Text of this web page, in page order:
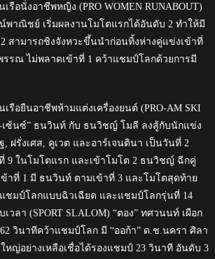
รือนั่งอาชีพหญิง (PRO WOMEN RUNABOUT)
าณิชย์ เริ่มผลงานโมโตแรกได้อันดับ 2 ทำให้มี
สามารถชิงจังหวะขึ้นนำก่อนทิ้งห่างคู่แข่งเข้าที่
รณ ไม่พลาดเข้าที่ 1 คว้าแชมป์โลกด้วยการมี
รือยืนอาชีพห้ามแต่งเครื่องยนต์ (PRO-AM SKI
-เซ้นซ์” ธนวินท์ กับ ธนวิชญ์ โมลี ลงสู้กับนักแข่ง
ฝรั่งเศส, คูเวต และอาร์เจนตินา เป็นวันที่ 2
9 ในโมโตแรก และเข้าโมโต 2 ธนวิชญ์ ฉีกคู่
าที่ 1 มี ธนวินท์ ตามเข้าที่ 3 และโมโตสุดท้าย
ชมป์โลกแบบฉิวเฉียด และแชมป์โลกรุ่นที่ 14
วลา (SPORT SLALOM) “ตอง” ทศวนนท์ เผือก
วินาทีคว้าแชมป์โลก มี “ออก้า” ด.ช.นครา ศิลา
หญ่อย่างเหลือเชื่อได้รองแชมป์ 23 วินาที อันดับ 3